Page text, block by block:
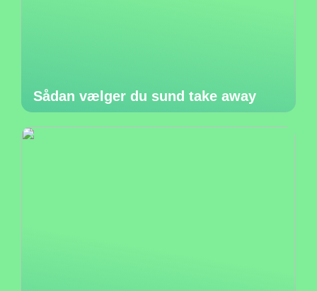
Sådan vælger du sund take away